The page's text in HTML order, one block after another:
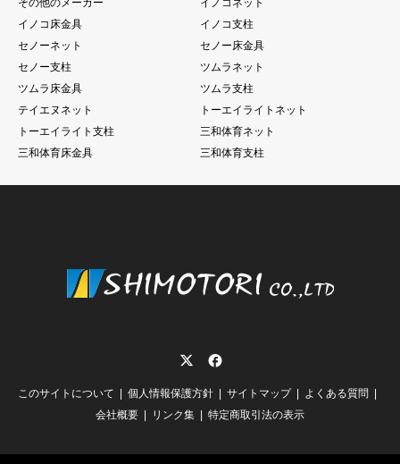
その他のメーカー
イノコネット
イノコ床金具
イノコ支柱
セノーネット
セノー床金具
セノー支柱
ツムラネット
ツムラ床金具
ツムラ支柱
テイエヌネット
トーエイライトネット
トーエイライト支柱
三和体育ネット
三和体育床金具
三和体育支柱
このサイトについて 個人情報保護方針 サイトマップ
よくある質問
会社概要
リンク集 特定商取引法の表示